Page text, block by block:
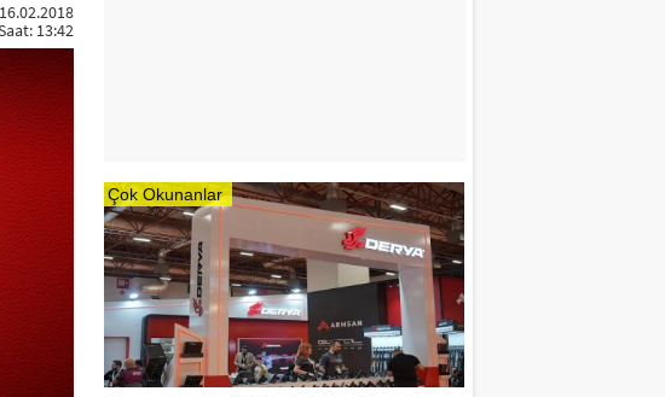
16.02.2018
13:42
Çok Okunanlar